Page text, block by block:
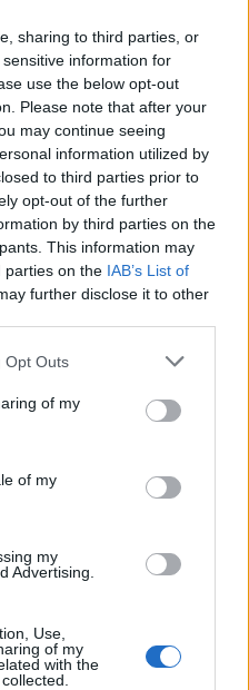
sharing to third parties, or
information for
use the below opt-out
Please note that after your
may continue seeing
information utilized by
to third parties prior to
opt-out of the further
by third parties on the
This information may
parties on the IAB’s List of
further disclose it to other
uses one or more Google
behaviour. You may click to
and its third-party tags to
purposes in below Google
Opt Outs
of my
of my
my
Advertising.
Use,
of my
with the